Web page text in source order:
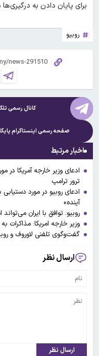
برای پایان دادن به
روبیو
کانال رسمی
صفحه رسمی اینستاگرام
اخبار مرتبط
ادعای وزیر خارجه آمریکا در
ترور ترامپ
ادعای روبیو در مورد دستیابی
آینده»
روبیو: توافق با ایران
وزیر خارجه امریکا:
گفت‌وگوی تلفنی لاوروف و
ارسال نظر
ارسال نظر